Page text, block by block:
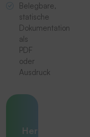
Belegbare,
statische
Dokumentation
als
PDF
oder
Ausdruck
Herausforderung